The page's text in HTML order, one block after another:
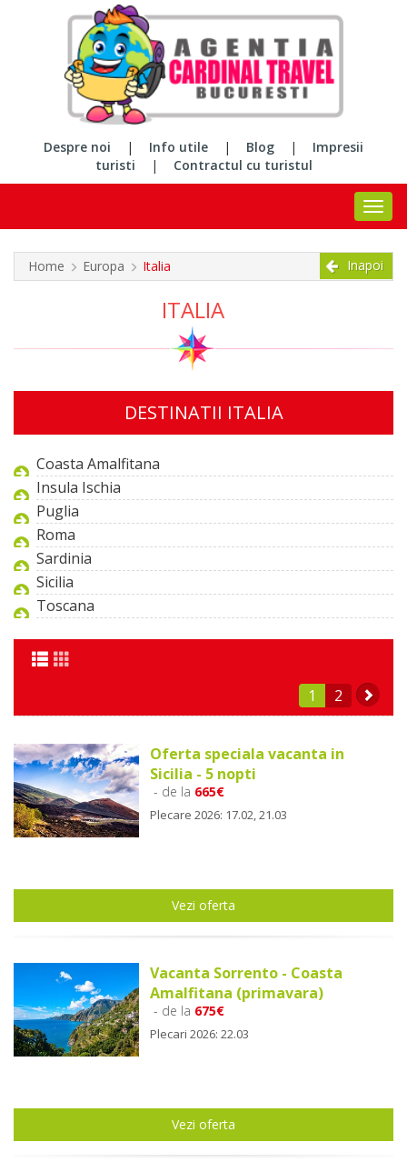
Despre noi | Info utile | Blog |
Impresii
turisti
| Contractul cu turistul
Home Europa Italia Inapoi
ITALIA
DESTINATII ITALIA
Coasta Amalfitana
Insula Ischia
Puglia
Roma
Sardinia
Sicilia
Toscana
1 2
Oferta speciala vacanta in
Sicilia - 5 nopti
- de la 665€
Plecare 2026: 17.02, 21.03
Vezi oferta
Vacanta Sorrento - Coasta
Amalfitana (primavara)
- de la 675€
Plecari 2026: 22.03
Vezi oferta